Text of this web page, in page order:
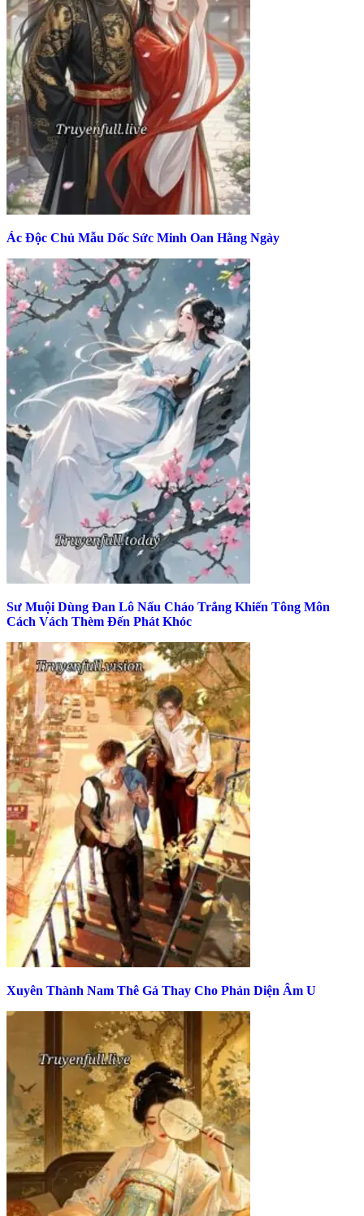
Ác Độc Chủ Mẫu Dốc Sức Minh Oan Hằng Ngày
Sư Muội Dùng Đan Lô Nấu Cháo Trắng Khiến Tông Môn
Cách Vách Thèm Đến Phát Khóc
Xuyên Thành Nam Thê Gả Thay Cho Phản Diện Âm U